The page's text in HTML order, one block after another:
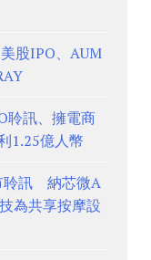
股IPO、AUM
聆訊、擁電商
1.25億人幣
聆訊 納芯微A
為共享按摩設